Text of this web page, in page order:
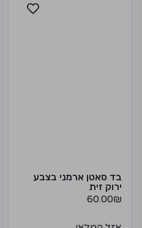
בד סאטן ארמני בצבע
ירוק זית
60.00₪